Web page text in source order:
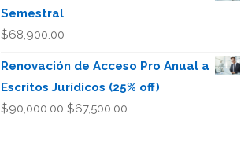
Semestral
$68,900.00
Renovación de Acceso Pro Anual a
Escritos Jurídicos (25% off)
$90,000.00 El
$67,500.00